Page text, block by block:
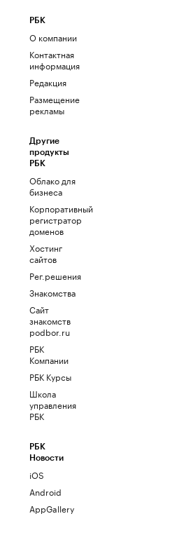
РБК
О компании
Контактная
информация
Редакция
Размещение
рекламы
Другие
продукты
РБК
Облако для
бизнеса
Корпоративный
регистратор
доменов
Хостинг
сайтов
Рег.решения
Знакомства
Сайт
знакомств
podbor.ru
РБК
Компании
РБК Курсы
Школа
управления
РБК
РБК
Новости
iOS
Android
AppGallery